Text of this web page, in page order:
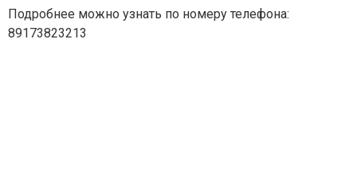
Подробнее можно узнать по номеру телефона:
89173823213